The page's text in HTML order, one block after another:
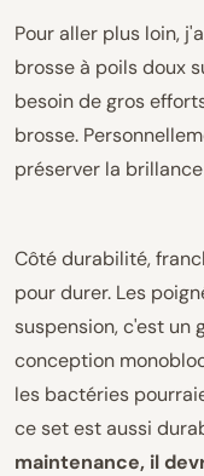
Pour aller plus loin,
brosse à poils doux
besoin de gros
brosse.
préserver la
Côté durabilité,
pour durer. Les
suspension, c'est un
conception
les bactéries
ce set est aussi
maintenance, il